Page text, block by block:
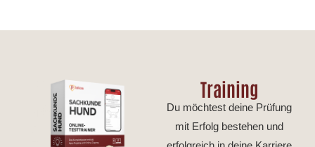
Training
Du möchtest deine Prüfung
mit Erfolg bestehen und